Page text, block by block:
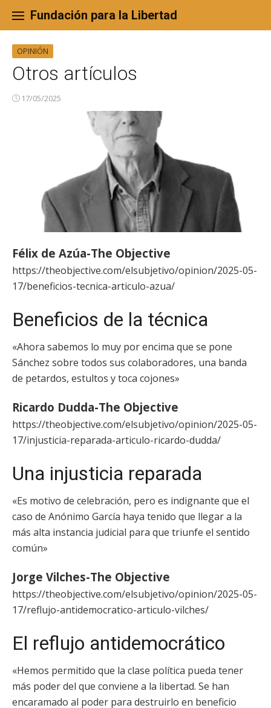
content
Fundación para la Libertad
OPINIÓN
Otros artículos
17/05/2025
Félix de Azúa-The Objective
https://theobjective.com/elsubjetivo/opinion/2025-05-
17/beneficios-tecnica-articulo-azua/
Beneficios de la técnica
«Ahora sabemos lo muy por encima que se pone
Sánchez sobre todos sus colaboradores, una banda
de petardos, estultos y toca cojones»
Ricardo Dudda-The Objective
https://theobjective.com/elsubjetivo/opinion/2025-05-
17/injusticia-reparada-articulo-ricardo-dudda/
Una injusticia reparada
«Es motivo de celebración, pero es indignante que el
caso de Anónimo García haya tenido que llegar a la
más alta instancia judicial para que triunfe el sentido
común»
Jorge Vilches-The Objective
https://theobjective.com/elsubjetivo/opinion/2025-05-
17/reflujo-antidemocratico-articulo-vilches/
El reflujo antidemocrático
«Hemos permitido que la clase política pueda tener
más poder del que conviene a la libertad. Se han
encaramado al poder para destruirlo en beneficio